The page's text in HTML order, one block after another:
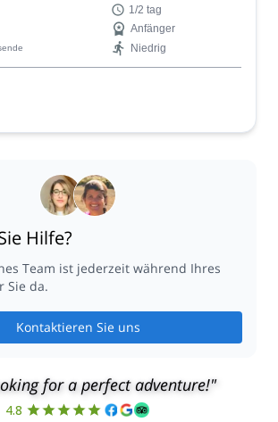
geeignet ist, in den Calanques
großartigen Orten in der Nähe der
Cassis und La Ciotat.
1/2 tag
Anfänger
Niedrig
Hilfe?
Team ist jederzeit während Ihres
Sie da.
Kontaktieren Sie uns
for a perfect adventure!"
4.8